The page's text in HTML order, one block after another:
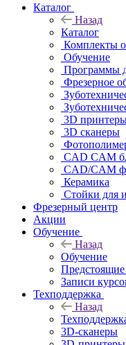
Каталог
Назад
Каталог
Комплекты
Обучение
Программы
Фрезерное
3D
3D сканеры
CAD CAM
CAD/CAM
Керамика
Стойки для
Фрезерный центр
Акции
Обучение
Назад
Обучение
Записи
Техподдержка
Назад
3D-сканеры